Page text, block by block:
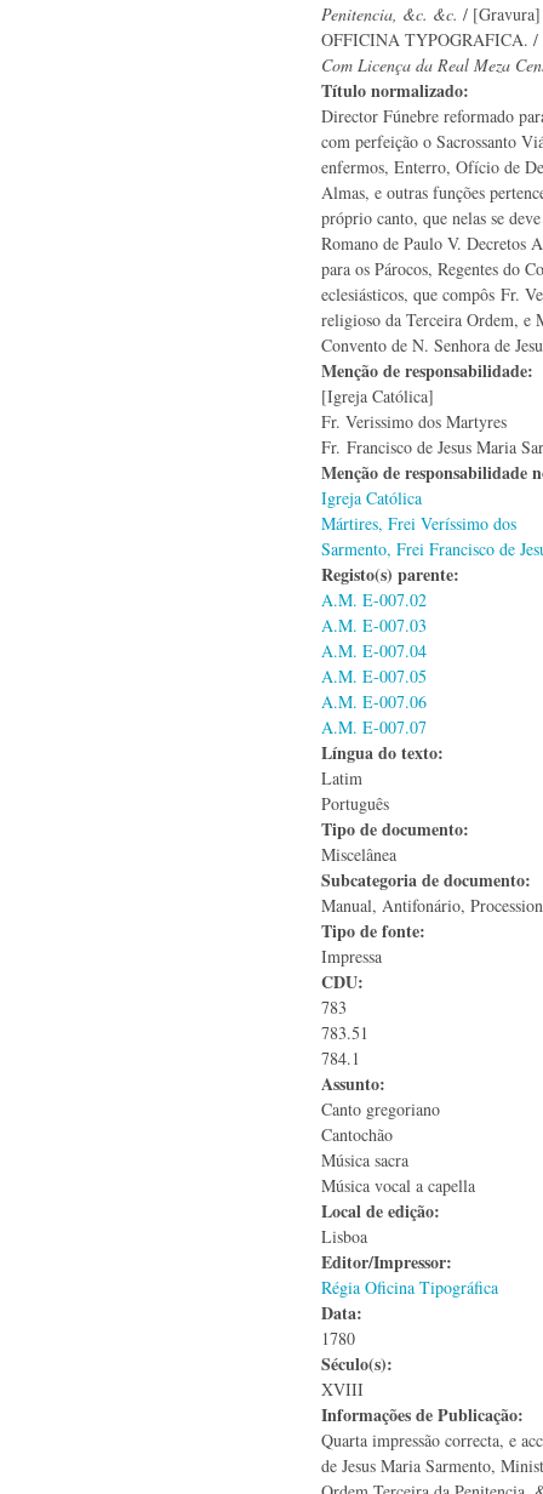
Penitencia, &c. &c. /
OFFICINA TYPOGRAFICA.
Com Licença da Real Meza
Título normalizado:
Director Fúnebre reformado
com perfeição o Sacrossanto
enfermos, Enterro, Ofício de
Almas, e outras funções
próprio canto, que nelas se
Romano de Paulo V. Decretos
para os Párocos, Regentes do
eclesiásticos, que compôs Fr.
religioso da Terceira Ordem, e
Convento de N. Senhora de
Menção de responsabilidade:
[Igreja Católica]
Fr. Verissimo dos Martyres
Fr. Francisco de Jesus Maria
Menção de responsabilidade
Igreja Católica
Mártires, Frei Veríssimo dos
Sarmento, Frei Francisco de
Registo(s) parente:
A.M. E-007.02
A.M. E-007.03
A.M. E-007.04
A.M. E-007.05
A.M. E-007.06
A.M. E-007.07
Língua do texto:
Latim
Português
Tipo de documento:
Miscelânea
Subcategoria de documento:
Manual, Antifonário,
Tipo de fonte:
Impressa
CDU:
783
783.51
784.1
Assunto:
Canto gregoriano
Cantochão
Música sacra
Música vocal a capella
Local de edição:
Lisboa
Editor/Impressor:
Régia Oficina Tipográfica
Data:
1780
Século(s):
XVIII
Informações de Publicação:
Quarta impressão correcta, e
de Jesus Maria Sarmento,